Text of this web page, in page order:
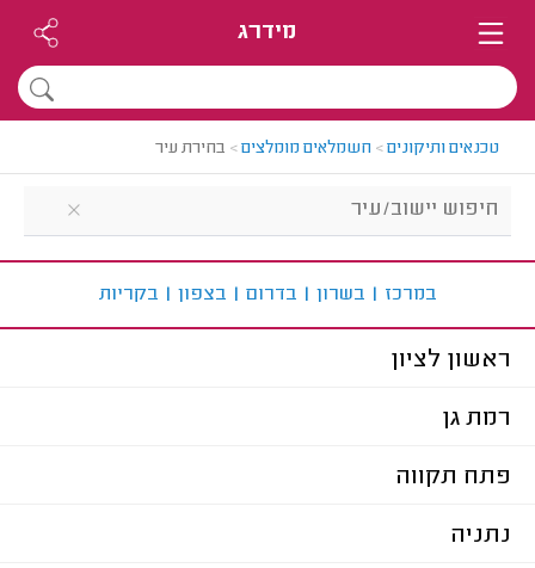
מידרג
טכנאים ותיקונים> חשמלאים מומלצים> בחירת עיר
במרכז | בשרון | בדרום | בצפון | בקריות
ראשון לציון
רמת גן
פתח תקווה
נתניה